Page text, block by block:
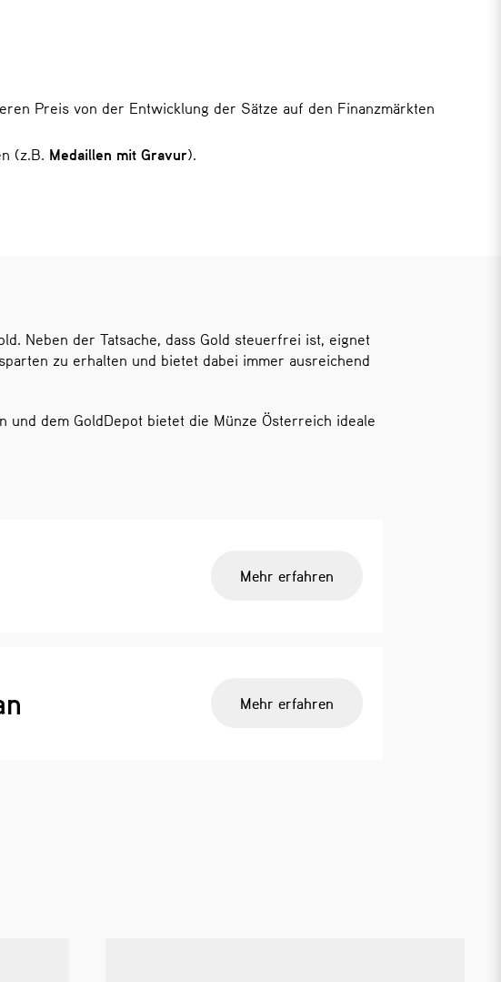
Preis von der Entwicklung der Sätze auf den Finanzmärkten
(z.B. Medaillen mit Gravur).
Neben der Tatsache, dass Gold steuerfrei ist, eignet
zu erhalten und bietet dabei immer ausreichend
und dem GoldDepot bietet die Münze Österreich ideale
Mehr erfahren
Mehr erfahren